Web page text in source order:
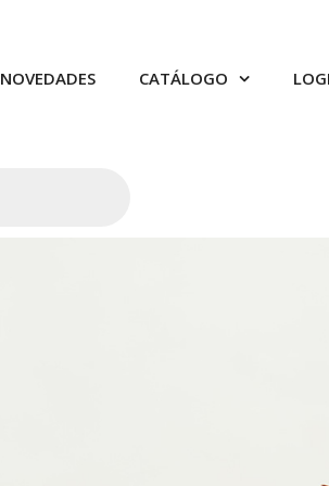
NOVEDADES CATÁLOGO